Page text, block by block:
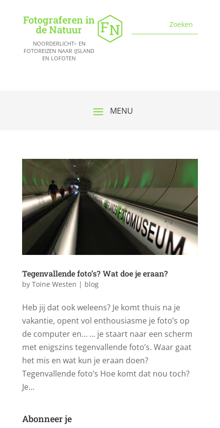
Fotograferen in
de Natuur
noorderlicht- en
fotoreizen naar ijsland
en lofoten
Tegenvallende foto’s? Wat doe je eraan?
by Toine Westen | blog
Heb jij dat ook weleens? Je komt thuis na je
vakantie, opent vol enthousiasme je foto’s op
de computer en… … je staart naar een scherm
met enigszins tegenvallende foto’s. Waar gaat
het mis en wat kun je eraan doen?
Tegenvallende foto’s Hoe komt dat nou toch?
Je...
Abonneer je